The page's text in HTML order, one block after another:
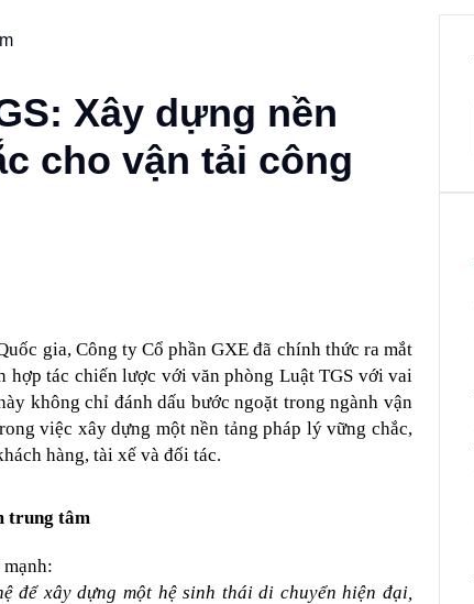
Xây dựng nền
cho vận tải công
gia, Công ty Cổ phần GXE đã chính thức ra mắt
hợp tác chiến lược với văn phòng Luật TGS với vai
không chỉ đánh dấu bước ngoặt trong ngành vận
việc xây dựng một nền tảng pháp lý vững chắc,
hàng, tài xế và đối tác.
trung tâm
để xây dựng một hệ sinh thái di chuyển hiện đại,